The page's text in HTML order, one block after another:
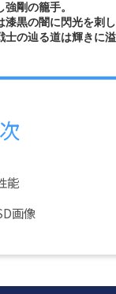
剛の籠手。
漆黒の闇に閃光を刺
士の辿る道は輝きに
能
画像